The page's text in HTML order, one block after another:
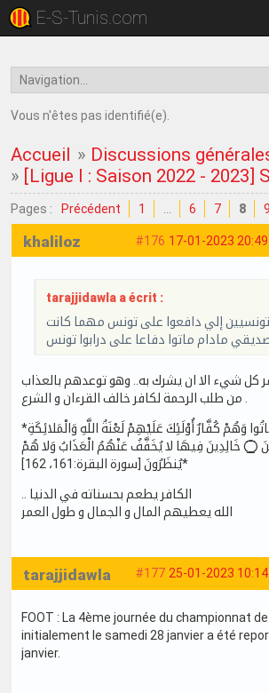
E-S-Tunis.com
Vous n'êtes pas identifié(e).
Accueil » Discussions
» [Ligue I : Saison 2022 - 2023]
Pages : Précédent 1 6 7 8 9
#176 17-01-2023 20:49
khaliloz
tarajjidawla a écrit :
إلي دافعوا على تونس مهما كانت
صديقي مادام ماتوا دفاعا على درابوا تونس
*إِنَّ الَّذِينَ كَفَرُوا وَمَاتُوا وَهُمْ كُفَّارٌ أُوْلَئِكَ عَلَيْهِمْ لَعْنَةُ اللَّهِ وَالْمَلائِكَةِ
وَالنَّاسِ أَجْمَعِينَ ۝ خَالِدِينَ فِيهَا لا يُخَفَّفُ عَنْهُمُ الْعَذَابُ وَلا هُمْ
يُنظَرُونَ [سورة البقرة:161، 162]*
.. الكافر يطعم بحسناته في الدنيا
الله يعطيهم المال و الجمال و طول العمر
#177 25-01-2023 10:14
tarajjidawla
FOOT : La 4ème journée du championnat
initialement le samedi 28 janvier a été
janvier.